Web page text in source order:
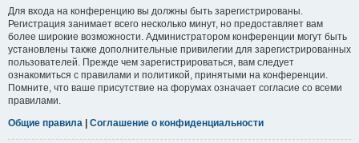
Для входа на конференцию вы должны быть зарегистрированы.
Регистрация занимает всего несколько минут, но предоставляет вам
более широкие возможности. Администратором конференции могут быть
установлены также дополнительные привилегии для зарегистрированных
пользователей. Прежде чем зарегистрироваться, вам следует
ознакомиться с правилами и политикой, принятыми на конференции.
Помните, что ваше присутствие на форумах означает согласие со всеми
правилами.
Общие правила | Соглашение о конфиденциальности